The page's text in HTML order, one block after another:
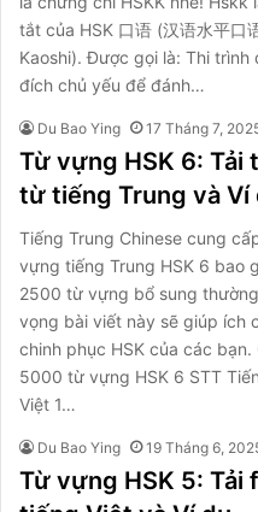
tắt của HSK 口语 (汉语水平口
Kaoshi). Được gọi là: Thi
đích chủ yếu để đánh…
Du Bao Ying 17 Tháng 7,
Từ vựng HSK 6: Tải
từ tiếng Trung và Ví
Tiếng Trung Chinese cung
vựng tiếng Trung HSK 6 bao
2500 từ vựng bổ sung
vọng bài viết này sẽ giúp ích
chinh phục HSK của các
5000 từ vựng HSK 6 STT
Việt 1…
Du Bao Ying 19 Tháng 6,
Từ vựng HSK 5: Tải